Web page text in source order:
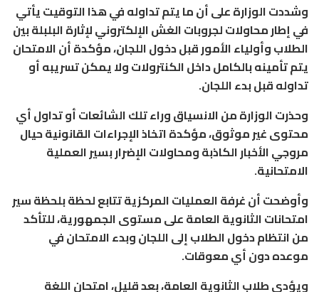
وشددت الوزارة على أن ما يتم تداوله في هذا التوقيت يأتي
في إطار محاولات لجروبات الغش الإلكتروني لإثارة البلبلة بين
الطلاب وأولياء الأمور قبل دخول اللجان، مؤكدة أن الامتحان
يتم تأمينه بالكامل داخل الكنترولات ولا يمكن تسريبه أو
تداوله قبل بدء اللجان.
وحذرت الوزارة من الانسياق وراء تلك الشائعات أو تداول أي
محتوى غير موثوق، مؤكدة اتخاذ الإجراءات القانونية حيال
مروجي الأخبار الكاذبة ومحاولات الإضرار بسير العملية
الامتحانية.
وأوضحت أن غرفة العمليات المركزية تتابع لحظة بلحظة سير
امتحانات الثانوية العامة على مستوى الجمهورية، للتأكد
من انتظام دخول الطلاب إلى اللجان وبدء الامتحان في
موعده دون أي معوقات.
ويؤدي طلاب الثانوية العامة، بعد قليل، امتحان اللغة